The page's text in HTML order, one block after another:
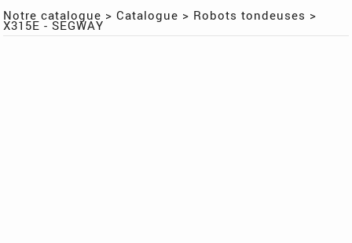
Notre catalogue >Catalogue > Robots tondeuses >
X315E - SEGWAY